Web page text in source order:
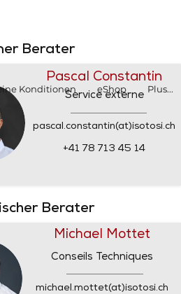
Konditionen eShop Plus...
Berater
Pascal Constantin
Service externe
pascal.constantin(at)isotosi.ch
+41 78 713 45 14
Berater
Michael Mottet
Conseils Techniques
michael.mottet(at)isotosi.ch